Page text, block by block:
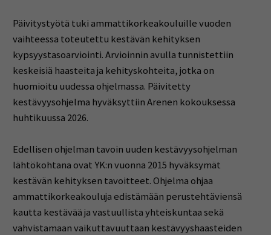
Päivitystyötä tuki ammattikorkeakouluille vuoden
vaihteessa toteutettu kestävän kehityksen
kypsyystasoarviointi. Arvioinnin avulla tunnistettiin
keskeisiä haasteita ja kehityskohteita, jotka on
huomioitu uudessa ohjelmassa. Päivitetty
kestävyysohjelma hyväksyttiin Arenen kokouksessa
huhtikuussa 2026.
Edellisen ohjelman tavoin uuden kestävyysohjelman
lähtökohtana ovat YK:n vuonna 2015 hyväksymät
kestävän kehityksen tavoitteet. Ohjelma ohjaa
ammattikorkeakouluja edistämään perustehtäviensä
kautta kestävää ja vastuullista yhteiskuntaa sekä
vahvistamaan vaikuttavuuttaan kestävyyshaasteiden